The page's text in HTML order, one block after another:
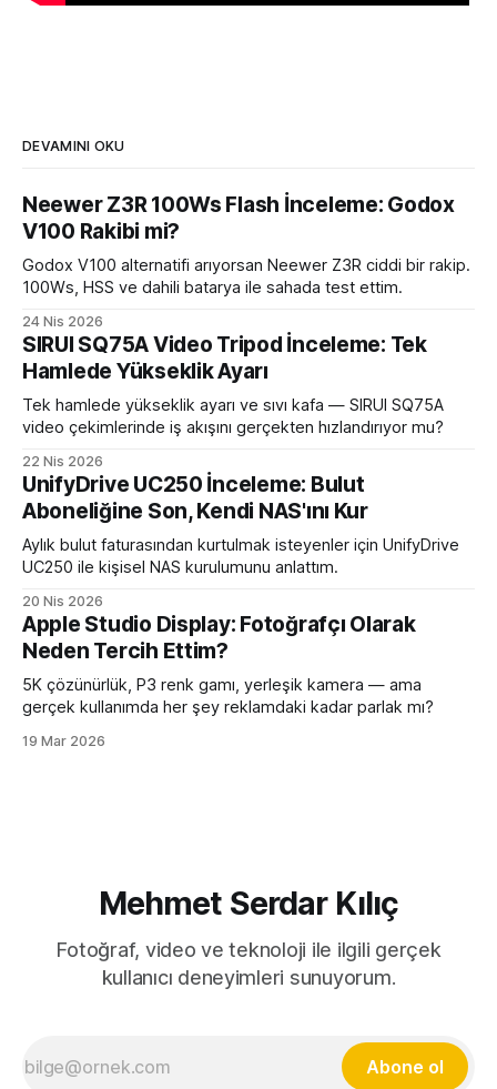
DEVAMINI OKU
Neewer Z3R 100Ws Flash İnceleme: Godox
V100 Rakibi mi?
Godox V100 alternatifi arıyorsan Neewer Z3R ciddi bir rakip.
100Ws, HSS ve dahili batarya ile sahada test ettim.
24 Nis 2026
SIRUI SQ75A Video Tripod İnceleme: Tek
Hamlede Yükseklik Ayarı
Tek hamlede yükseklik ayarı ve sıvı kafa — SIRUI SQ75A
video çekimlerinde iş akışını gerçekten hızlandırıyor mu?
22 Nis 2026
UnifyDrive UC250 İnceleme: Bulut
Aboneliğine Son, Kendi NAS'ını Kur
Aylık bulut faturasından kurtulmak isteyenler için UnifyDrive
UC250 ile kişisel NAS kurulumunu anlattım.
20 Nis 2026
Apple Studio Display: Fotoğrafçı Olarak
Neden Tercih Ettim?
5K çözünürlük, P3 renk gamı, yerleşik kamera — ama
gerçek kullanımda her şey reklamdaki kadar parlak mı?
19 Mar 2026
Mehmet Serdar Kılıç
Fotoğraf, video ve teknoloji ile ilgili gerçek
kullanıcı deneyimleri sunuyorum.
Abone ol